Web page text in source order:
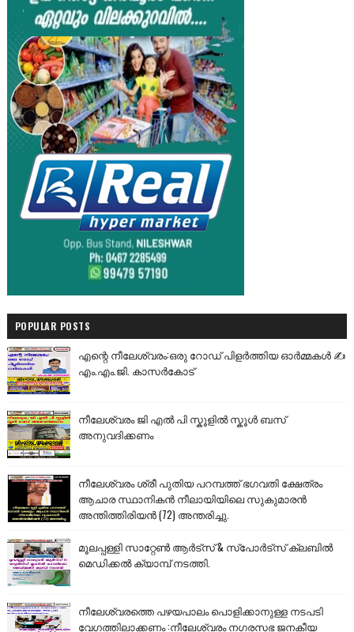
POPULAR POSTS
എന്റെ നീലേശ്വരം:ഒരു റോഡ് പിളർത്തിയ ഓർമ്മകൾ ✍️
എം.എം.ജി. കാസർകോട്
നീലേശ്വരം ജി എൽ പി സ്കൂളിൽ സ്കൂൾ ബസ്
അനുവദിക്കണം
നീലേശ്വരം ശ്രീ പുതിയ പറമ്പത്ത് ഭഗവതി ക്ഷേത്രം
ആചാര സ്ഥാനികൻ നീലായിയിലെ സുകുമാരൻ
അന്തിത്തിരിയൻ (72) അന്തരിച്ചു.
മൂലപ്പള്ളി സാറ്റേൺ ആർട്സ് & സ്പോർട്സ് ക്ലബിൽ
മെഡിക്കൽ ക്യാമ്പ് നടത്തി.
നീലേശ്വരത്തെ പഴയപാലം പൊളിക്കാനുള്ള നടപടി
വേഗത്തിലാക്കണം :നീലേശ്വരം നഗരസഭ ജനകീയ